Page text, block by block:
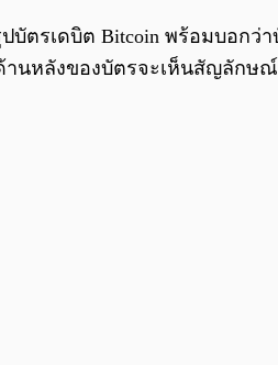
บัตรเดบิต Bitcoin พร้อมบอกว่
านหลังของบัตรจะเห็นสัญลักษ